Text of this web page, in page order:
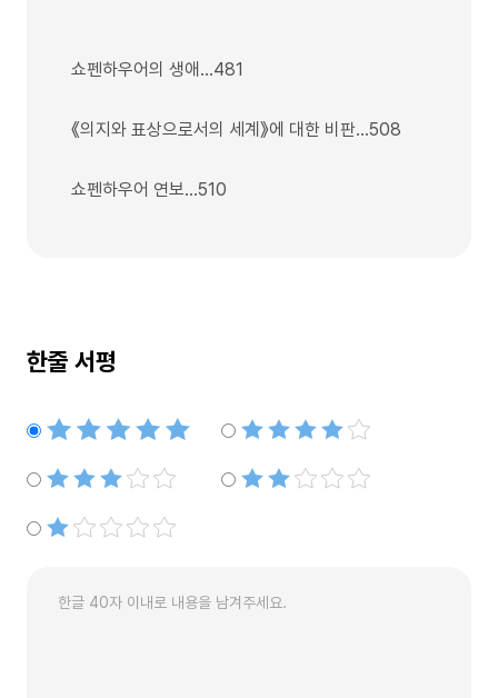
쇼펜하우어의 생애…481
《의지와 표상으로서의 세계》에 대한 비판…508
쇼펜하우어 연보…510
한줄 서평
별점5개 별점4개
별점3개 별점2개
별점1개